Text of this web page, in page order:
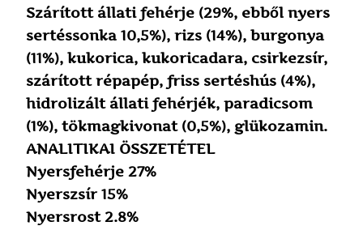
Szárított állati fehérje (29%, ebből nyers
sertéssonka 10,5%), rizs (14%), burgonya
(11%), kukorica, kukoricadara, csirkezsír,
szárított répapép, friss sertéshús (4%),
hidrolizált állati fehérjék, paradicsom
(1%), tökmagkivonat (0,5%), glükozamin.
ANALITIKAI ÖSSZETÉTEL
Nyersfehérje 27%
Nyerszsír 15%
Nyersrost 2.8%